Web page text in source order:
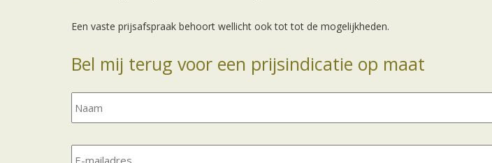
Een vaste prijsafspraak behoort wellicht ook tot tot de mogelijkheden.
Bel mij terug voor een prijsindicatie op maat